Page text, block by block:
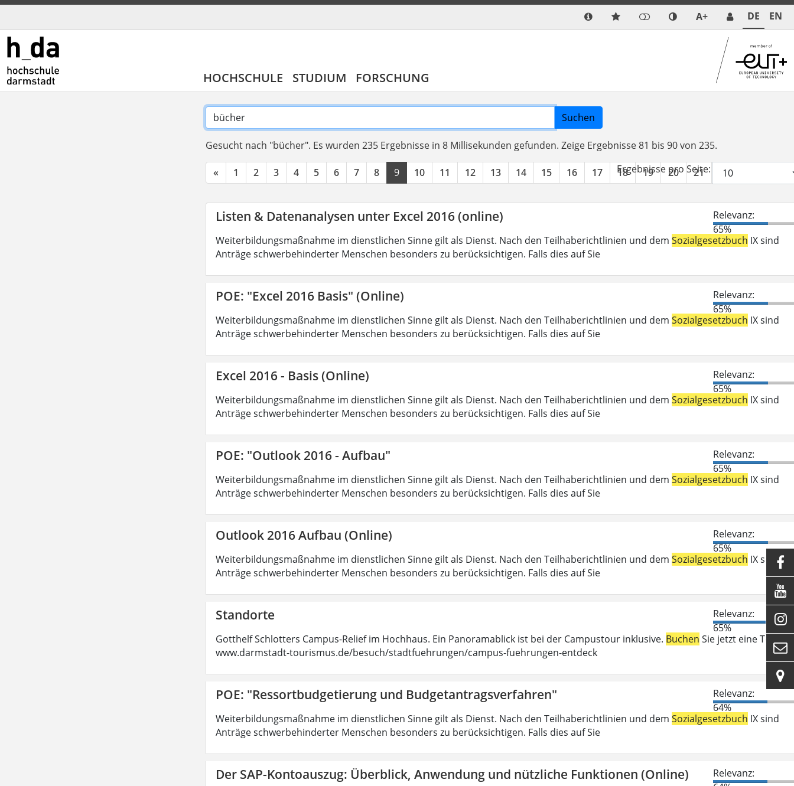
A+ DE EN
HOCHSCHULE STUDIUM FORSCHUNG
Suchen
Gesucht nach "bücher". Es wurden 235 Ergebnisse in 8 Millisekunden gefunden. Zeige Ergebnisse 81 bis 90 von 235.
« 1 2 3 4 5 6 7 8 9 10 11 12 13 14 15 16 17 18 19 20 21 22
Ergebnisse pro Seite:
Listen & Datenanalysen unter Excel 2016 (online)
Relevanz:
65%
Weiterbildungsmaßnahme im dienstlichen Sinne gilt als Dienst. Nach den Teilhaberichtlinien und dem Sozialgesetzbuch IX sind
Anträge schwerbehinderter Menschen besonders zu berücksichtigen. Falls dies auf Sie
POE: "Excel 2016 Basis" (Online)
Relevanz:
65%
Weiterbildungsmaßnahme im dienstlichen Sinne gilt als Dienst. Nach den Teilhaberichtlinien und dem Sozialgesetzbuch IX sind
Anträge schwerbehinderter Menschen besonders zu berücksichtigen. Falls dies auf Sie
Excel 2016 - Basis (Online)
Relevanz:
65%
Weiterbildungsmaßnahme im dienstlichen Sinne gilt als Dienst. Nach den Teilhaberichtlinien und dem Sozialgesetzbuch IX sind
Anträge schwerbehinderter Menschen besonders zu berücksichtigen. Falls dies auf Sie
POE: "Outlook 2016 - Aufbau"
Relevanz:
65%
Weiterbildungsmaßnahme im dienstlichen Sinne gilt als Dienst. Nach den Teilhaberichtlinien und dem Sozialgesetzbuch IX sind
Anträge schwerbehinderter Menschen besonders zu berücksichtigen. Falls dies auf Sie
Outlook 2016 Aufbau (Online)
Relevanz:
65%
Weiterbildungsmaßnahme im dienstlichen Sinne gilt als Dienst. Nach den Teilhaberichtlinien und dem Sozialgesetzbuch IX sind
Anträge schwerbehinderter Menschen besonders zu berücksichtigen. Falls dies auf Sie
Standorte
Relevanz:
65%
Gotthelf Schlotters Campus-Relief im Hochhaus. Ein Panoramablick ist bei der Campustour inklusive. Buchen Sie jetzt eine Tour:
www.darmstadt-tourismus.de/besuch/stadtfuehrungen/campus-fuehrungen-entdeck
POE: "Ressortbudgetierung und Budgetantragsverfahren"
Relevanz:
64%
Weiterbildungsmaßnahme im dienstlichen Sinne gilt als Dienst. Nach den Teilhaberichtlinien und dem Sozialgesetzbuch IX sind
Anträge schwerbehinderter Menschen besonders zu berücksichtigen. Falls dies auf Sie
Der SAP-Kontoauszug: Überblick, Anwendung und nützliche Funktionen (Online)
Relevanz:




